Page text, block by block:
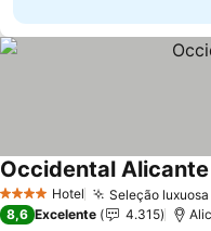
4 EstrelasHotel Seleção
Occidental Alicante
8,6 Excelente 4.315